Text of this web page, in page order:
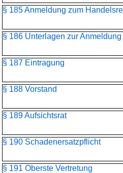
§ 185 Anmeldung zum
§ 186 Unterlagen zur Anmeldung
§ 187 Eintragung
§ 188 Vorstand
§ 189 Aufsichtsrat
§ 190 Schadenersatzpflicht
§ 191 Oberste Vertretung